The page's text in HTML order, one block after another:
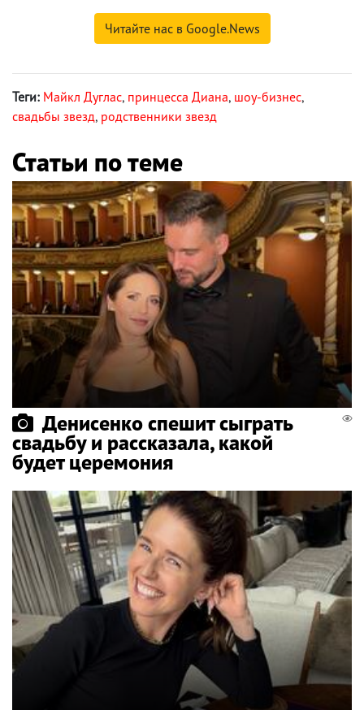
Читайте нас в Google.News
Теги: Майкл Дуглас, принцесса Диана, шоу-бизнес,
свадьбы звезд, родственники звезд
Статьи по теме
Денисенко спешит сыграть
свадьбу и рассказала, какой
будет церемония